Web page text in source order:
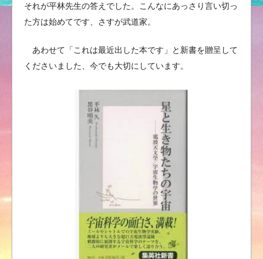
それが平林先生の答えでした。こんなにあっさり言い切っ
た方は始めてです、さすが武道家。
あわせて「これは最近出した本です」と新書を贈呈して
くださいました、今でも大切にしています。